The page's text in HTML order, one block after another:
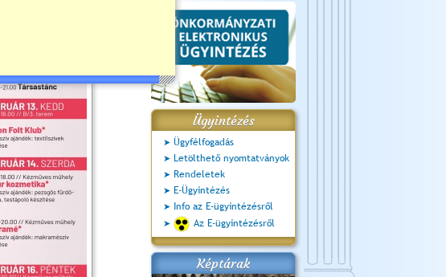
2026.08.19.
Ceglédi fotóklub kiállítás
2026.08.20.
Szent István Ünnepe
Ügyintézés
Ügyfélfogadás
Letölthető nyomtatványok
Rendeletek
E-Ügyintézés
Info az E-ügyintézésről
Az E-ügyintézésről
Képtárak